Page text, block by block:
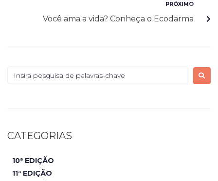
PRÓXIMO
Você ama a vida? Conheça o Ecodarma
CATEGORIAS
10ª EDIÇÃO
11ª EDIÇÃO